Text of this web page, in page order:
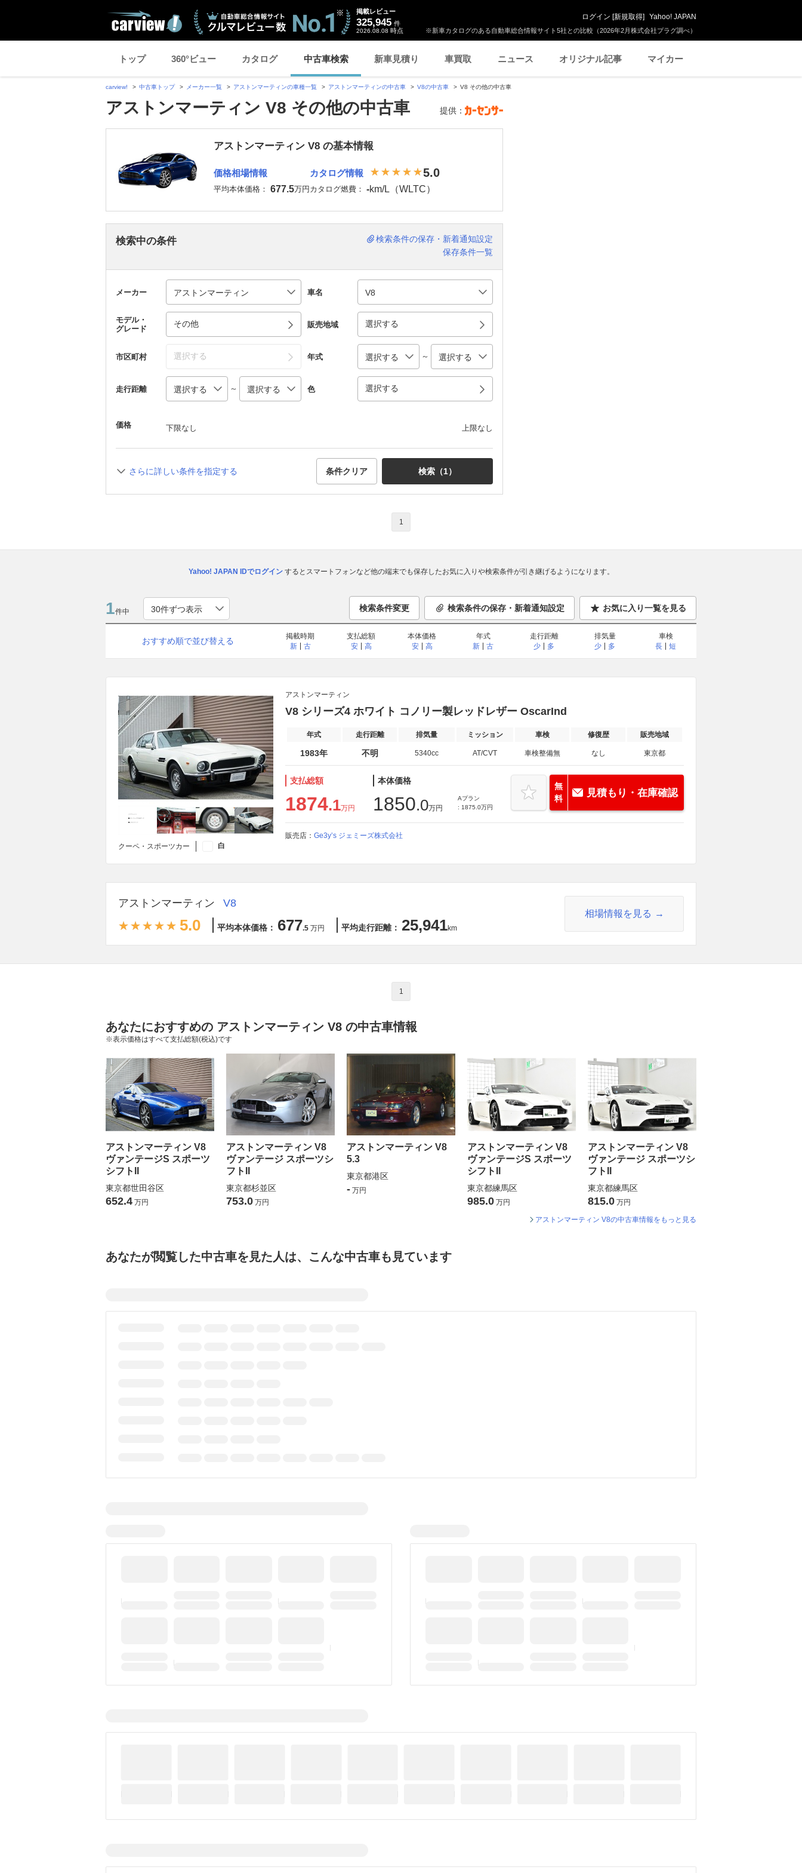
※新車カタログのある自動車総合情報サイト5社との比較（2026年2月株式会社プラグ調べ）
掲載レビュー
325,945 件
2026.08.08 時点
ログイン [新規取得] Yahoo! JAPAN
トップ 360°ビュー カタログ 中古車検索 新車見積り 車買取 ニュース オリジナル記事 マイカー
carview! 中古車トップ メーカー一覧 アストンマーティンの車種一覧 アストンマーティンの中古車 V8の中古車 V8 その他の中古車
アストンマーティン V8 その他の中古車 提供：
アストンマーティン V8 の基本情報
価格相場情報
平均本体価格： 677.5万円
カタログ情報 5.0
カタログ燃費： -km/L（WLTC）
検索中の条件
検索条件の保存・新着通知設定
保存条件一覧
メーカー 車名
モデル・
グレード
その他 販売地域 選択する
市区町村 選択する 年式 ～
走行距離 ～ 色 選択する
価格 下限なし 上限なし
さらに詳しい条件を指定する 条件クリア 検索（1）
1
Yahoo! JAPAN IDでログインするとスマートフォンなど他の端末でも保存したお気に入りや検索条件が引き継げるようになります。
1件中 検索条件変更 検索条件の保存・新着通知設定 お気に入り一覧を見る
おすすめ順で並び替える
掲載時期
新
古
支払総額
安
高
本体価格
安
高
年式
新
古
走行距離
少
多
排気量
少
多
車検
長
短
クーペ・スポーツカー 白
アストンマーティン
V8 シリーズ4 ホワイト コノリー製レッドレザー OscarInd
年式 走行距離 排気量 ミッション 車検 修復歴 販売地域
1983年 不明 5340cc AT/CVT 車検整備無 なし 東京都
支払総額
1874.1万円
本体価格
1850.0万円
Aプラン
: 1875.0万円
無
料
見積もり・在庫確認
販売店： Ge3y’s ジェミーズ株式会社
アストンマーティン V8
5.0 平均本体価格： 677.5 万円 平均走行距離： 25,941km
相場情報を見る
1
あなたにおすすめの アストンマーティン V8 の中古車情報
※表示価格はすべて支払総額(税込)です
アストンマーティン V8
ヴァンテージS スポーツ
シフトII
東京都世田谷区
652.4 万円
アストンマーティン V8
ヴァンテージ スポーツシ
フトII
東京都杉並区
753.0 万円
アストンマーティン V8
5.3
東京都港区
- 万円
アストンマーティン V8
ヴァンテージS スポーツ
シフトII
東京都練馬区
985.0 万円
アストンマーティン V8
ヴァンテージ スポーツシ
フトII
東京都練馬区
815.0 万円
アストンマーティン V8の中古車情報をもっと見る
あなたが閲覧した中古車を見た人は、こんな中古車も見ています